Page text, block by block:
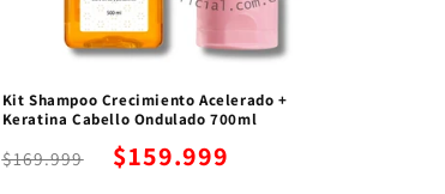
Kit Shampoo Crecimiento Acelerado +
Keratina Cabello Ondulado 700ml
$169.999 $159.999